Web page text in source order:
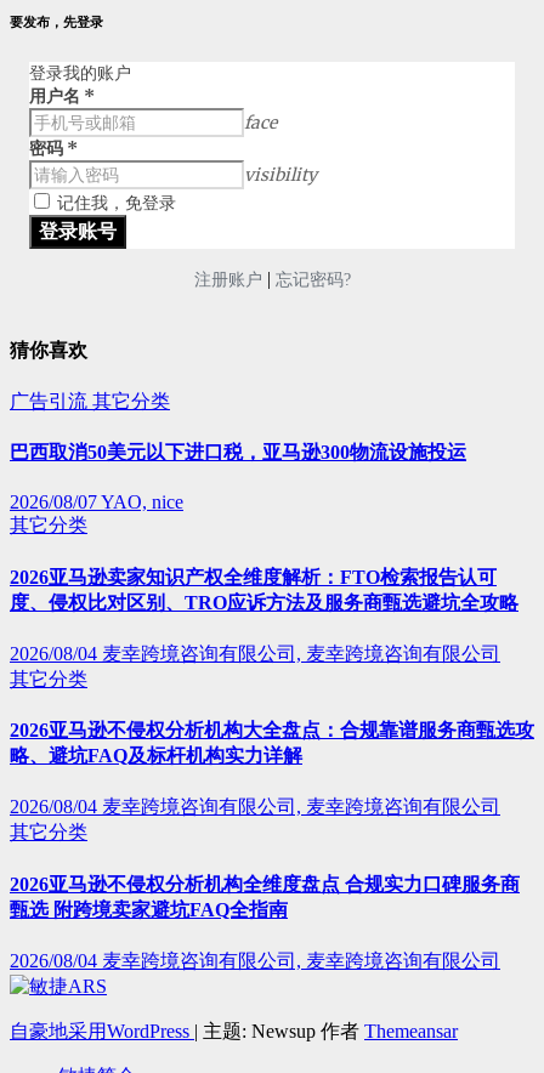
要发布，先登录
登录我的账户
用户名 *
face
密码 *
visibility
记住我，免登录
注册账户 | 忘记密码?
猜你喜欢
广告引流 其它分类
巴西取消50美元以下进口税，亚马逊300物流设施投运
2026/08/07YAO, nice
其它分类
2026亚马逊卖家知识产权全维度解析：FTO检索报告认可
度、侵权比对区别、TRO应诉方法及服务商甄选避坑全攻略
2026/08/04 麦幸跨境咨询有限公司, 麦幸跨境咨询有限公司
其它分类
2026亚马逊不侵权分析机构大全盘点：合规靠谱服务商甄选攻
略、避坑FAQ及标杆机构实力详解
2026/08/04 麦幸跨境咨询有限公司, 麦幸跨境咨询有限公司
其它分类
2026亚马逊不侵权分析机构全维度盘点 合规实力口碑服务商
甄选 附跨境卖家避坑FAQ全指南
2026/08/04 麦幸跨境咨询有限公司, 麦幸跨境咨询有限公司
自豪地采用WordPress | 主题: Newsup 作者 Themeansar